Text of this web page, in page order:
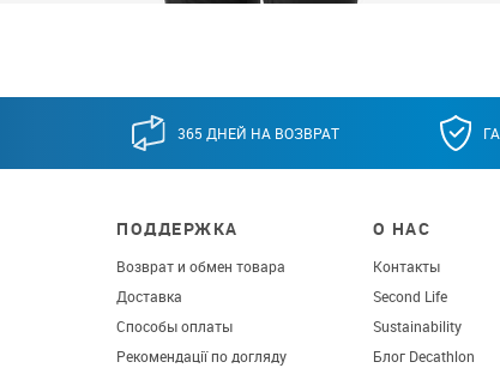
365 ДНЕЙ НА ВОЗВРАТ
ПОДДЕРЖКА
Возврат и обмен товара
Доставка
Способы оплаты
Рекомендації по догляду
О НАС
Контакты
Second Life
Sustainability
Блог Decathlon